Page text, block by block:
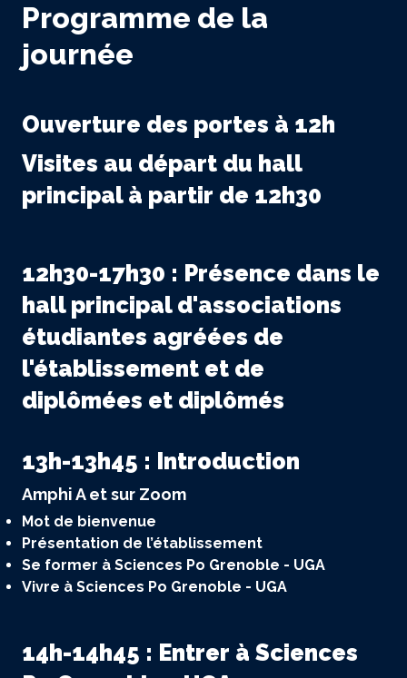
Programme de la
journée
Ouverture des portes à 12h
Visites au départ du hall
principal à partir de 12h30
12h30-17h30 : Présence dans le
hall principal d'associations
étudiantes agréées de
l'établissement et de
diplômées et diplômés
13h-13h45 : Introduction
Amphi A et sur Zoom
Mot de bienvenue
Présentation de l’établissement
Se former à Sciences Po Grenoble - UGA
Vivre à Sciences Po Grenoble - UGA
14h-14h45 : Entrer à Sciences